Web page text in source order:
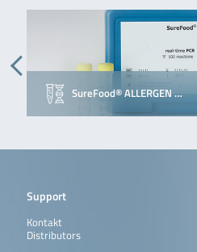
SureFood® ALLERGEN …
Support
Kontakt
Distributors